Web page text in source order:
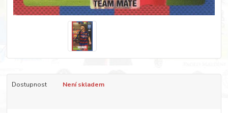
Dostupnost Není skladem